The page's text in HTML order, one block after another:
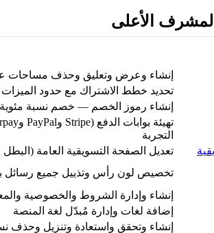
الأعلى
إنشاء وعرض وتعليق وحذف مساحات
تحديد خطط الاشتراك مع حدود الميزات
إنشاء رموز الخصم — خصم نسبة مئوية
التجربة
تعديل الصفحة التسويقية العامة (البطل
تخصيص لون رأس وتذييل جميع رسائل
إنشاء وإدارة الشروط والخصوصية
إضافة لغات وإدارة مُبدّل لغة المنصة
إنشاء وتحقق واستعادة وتنزيل وحذف